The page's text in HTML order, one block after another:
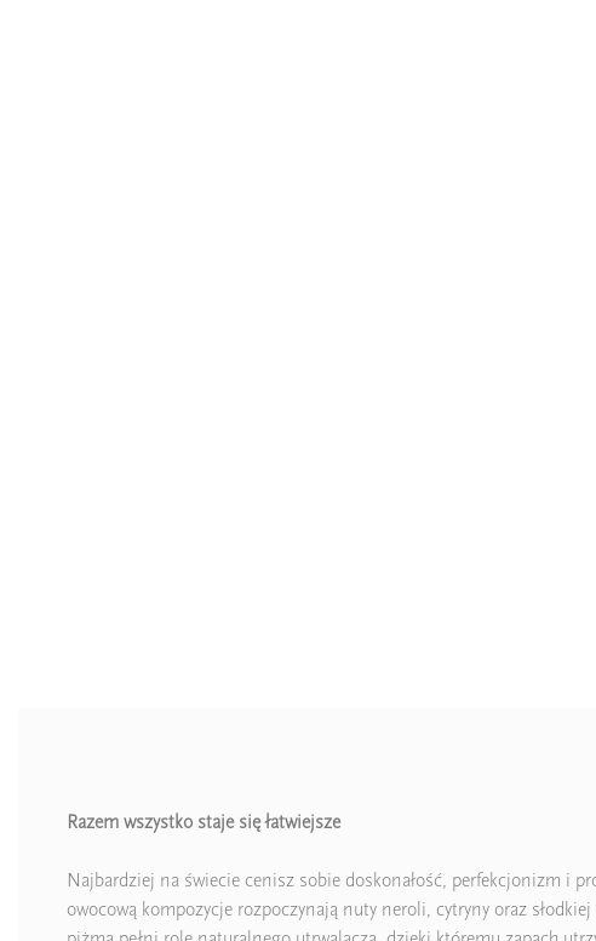
Razem wszystko staje się łatwiejsze
Najbardziej na świecie cenisz sobie doskonałość, perfekcjonizm i
owocową kompozycje rozpoczynają nuty neroli, cytryny oraz